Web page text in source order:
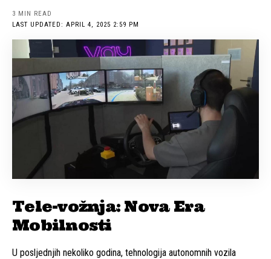
LAST UPDATED: APRIL 4, 2025 2:59 PM
3 MIN READ
Tele-vožnja: Nova Era
Mobilnosti
U posljednjih nekoliko godina, tehnologija autonomnih vozila